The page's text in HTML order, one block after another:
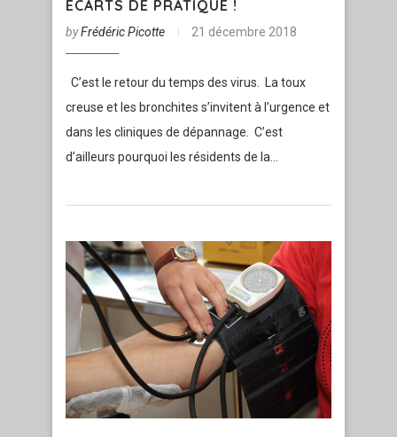
ÉCARTS DE PRATIQUE !
byFrédéric Picotte 21 décembre 2018
C’est le retour du temps des virus. La toux
creuse et les bronchites s’invitent à l’urgence et
dans les cliniques de dépannage. C’est
d’ailleurs pourquoi les résidents de la…